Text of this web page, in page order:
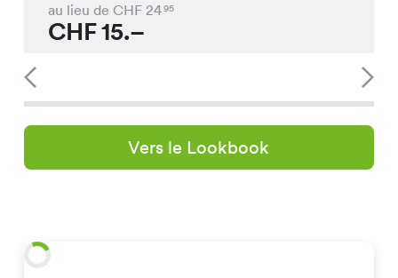
au lieu de CHF 2495
CHF15.–
Vers le Lookbook